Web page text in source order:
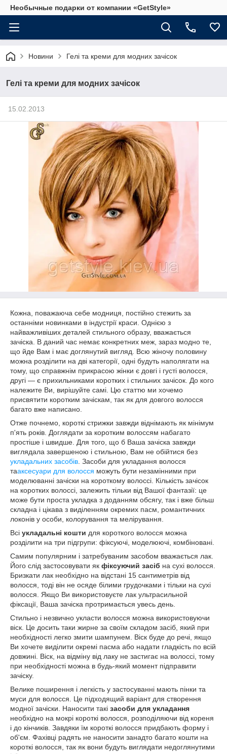
Необычные подарки от компании «GetStyle»
Новини Гелі та креми для модних зачісок
Гелі та креми для модних зачісок
15.02.2013
Кожна, поважаюча себе модниця, постійно стежить за
останніми новинками в індустрії краси. Однією з
найважливіших деталей стильного образу, вважається
зачіска. В даний час немає конкретних меж, зараз модно те,
що йде Вам і має доглянутий вигляд. Всю жіночу половину
можна розділити на дві категорії, одні будуть наполягати на
тому, що справжнім прикрасою жінки є довгі і густі волосся,
другі — є прихильниками коротких і стильних зачісок. До кого
належите Ви, вирішуйте самі. Цю статтю ми хочемо
присвятити коротким зачіскам, так як для довгого волосся
багато вже написано.
Отже почнемо, короткі стрижки завжди віднімають як мінімум
п'ять років. Доглядати за коротким волоссям набагато
простіше і швидше. Для того, що б Ваша зачіска завжди
виглядала завершеною і стильною, Вам не обійтися без
укладальних засобів . Засоби для укладання волосся
тааксесуари для волосся можуть бути незамінними при
моделюванні зачіски на короткому волоссі. Кількість зачісок
на коротких волоссі, залежить тільки від Вашої фантазії: це
може бути проста укладка з доданням обсягу, так і вже більш
складна і цікава з виділенням окремих пасм, романтичних
локонів у особи, колорування та мелірування.
Всі укладальні кошти для короткого волосся можна
розділити на три підгрупи: фіксуючі, моделюючі, комбіновані.
Самим популярним і затребуваним засобом вважається лак.
Його слід застосовувати як фіксуючий засіб на сухі волосся.
Бризкати лак необхідно на відстані 15 сантиметрів від
волосся, тоді він не осяде білими грудочками і тільки на сухі
волосся. Якщо Ви використовуєте лак ультрасильной
фіксації, Ваша зачіска протримається увесь день.
Стильно і незвично укласти волосся можна використовуючи
віск. Це досить таки жирне за своїм складом засіб, який при
необхідності легко змити шампунем. Віск буде до речі, якщо
Ви хочете виділити окремі пасма або надати гладкість по всій
довжині. Віск, на відміну від лаку не застигає на волоссі, тому
при необхідності можна в будь-який момент підправити
зачіску.
Велике поширення і легкість у застосуванні мають пінки та
муси для волосся. Це підходящий варіант для створення
модної зачіски. Наносити такі засоби для укладання
необхідно на мокрі короткі волосся, розподіляючи від кореня
і до кінчиків. Завдяки їм короткі волосся придбають форму і
об'єм. Фахівці радять не наносити занадто багато кошти на
короткі волосся, так як вони будуть виглядати недоглянутими